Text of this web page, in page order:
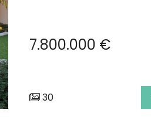
7.800.000 €
30